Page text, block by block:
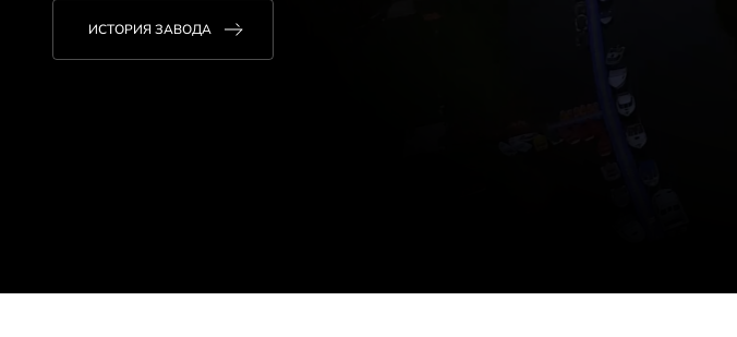
ИСТОРИЯ ЗАВОДА